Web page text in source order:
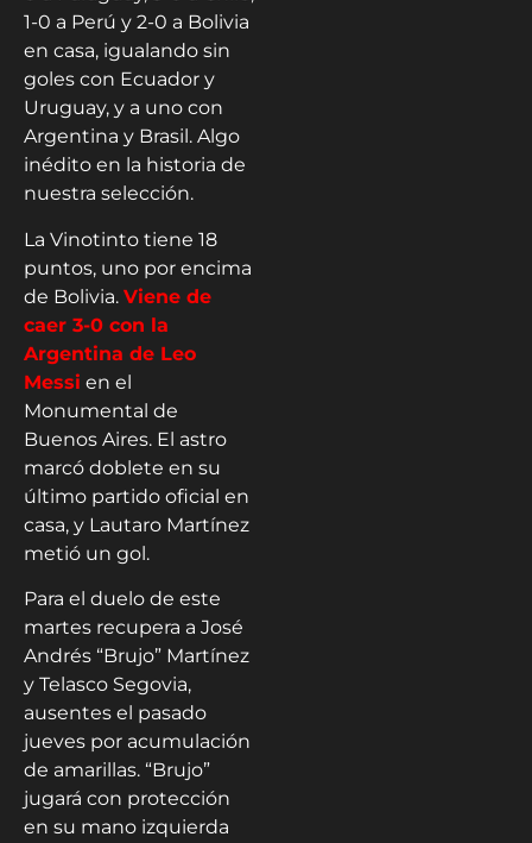
1-0 a Perú y 2-0 a Bolivia
en casa, igualando sin
goles con Ecuador y
Uruguay, y a uno con
Argentina y Brasil. Algo
inédito en la historia de
nuestra selección.
La Vinotinto tiene 18
puntos, uno por encima
de Bolivia. Viene de
caer 3-0 con la
Argentina de Leo
Messi en el
Monumental de
Buenos Aires. El astro
marcó doblete en su
último partido oficial en
casa, y Lautaro Martínez
metió un gol.
Para el duelo de este
martes recupera a José
Andrés “Brujo” Martínez
y Telasco Segovia,
ausentes el pasado
jueves por acumulación
de amarillas. “Brujo”
jugará con protección
en su mano izquierda